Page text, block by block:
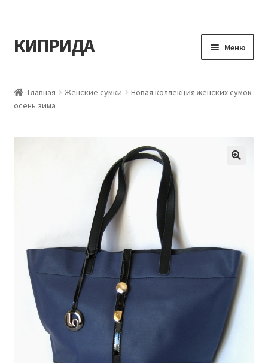
Перейти
к
Перейти
к
КИПРИДА Меню
Корзина
Мой аккаунт
Главная Женские сумки
Новая коллекция женских сумок
осень зима